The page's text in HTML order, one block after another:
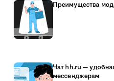
Преимущества
Чат hh.ru —
мессенджерам